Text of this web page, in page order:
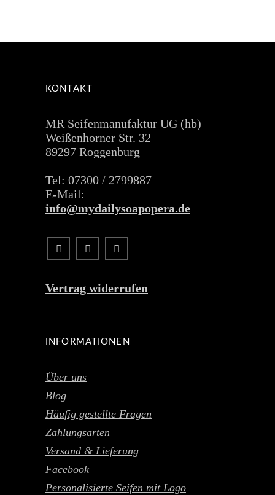
KONTAKT
MR Seifenmanufaktur UG (hb)
Weißenhorner Str. 32
89297 Roggenburg
Tel: 07300 / 2799887
E-Mail:
info@mydailysoapopera.de
Vertrag widerrufen
INFORMATIONEN
Über uns
Blog
Häufig gestellte Fragen
Zahlungsarten
Versand & Lieferung
Facebook
Personalisierte Seifen mit Logo